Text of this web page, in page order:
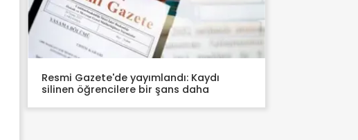
Resmi Gazete'de yayımlandı: Kaydı
silinen öğrencilere bir şans daha